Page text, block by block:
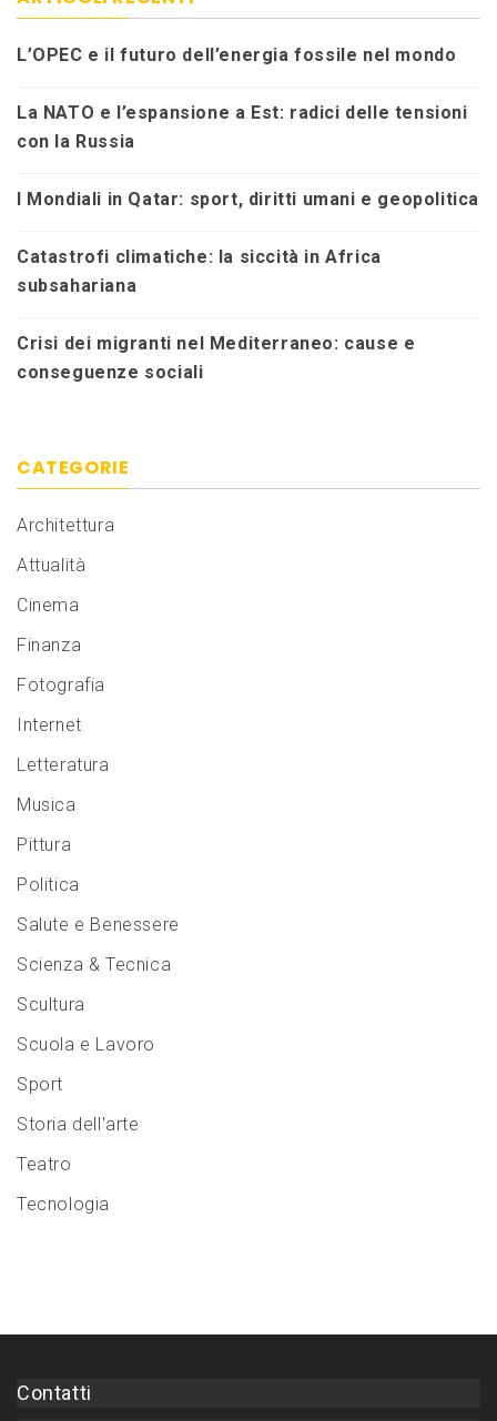
L’OPEC e il futuro dell’energia fossile nel mondo
La NATO e l’espansione a Est: radici delle tensioni
con la Russia
I Mondiali in Qatar: sport, diritti umani e geopolitica
Catastrofi climatiche: la siccità in Africa
subsahariana
Crisi dei migranti nel Mediterraneo: cause e
conseguenze sociali
CATEGORIE
Architettura
Attualità
Cinema
Finanza
Fotografia
Internet
Letteratura
Musica
Pittura
Politica
Salute e Benessere
Scienza & Tecnica
Scultura
Scuola e Lavoro
Sport
Storia dell'arte
Teatro
Tecnologia
Contatti